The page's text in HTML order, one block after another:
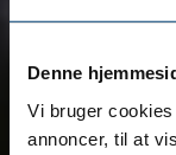
Denne
Vi bruger
annoncer, til at